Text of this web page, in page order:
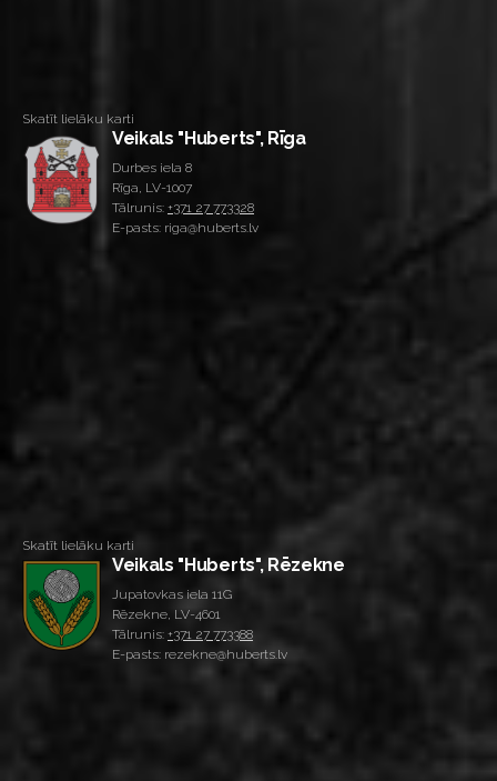
Skatīt lielāku karti
Veikals "Huberts", Rīga
Durbes iela 8
Rīga, LV-1007
Tālrunis: +371 27 773328
E-pasts: riga@huberts.lv
Skatīt lielāku karti
Veikals "Huberts", Rēzekne
Jupatovkas iela 11G
Rēzekne, LV-4601
Tālrunis: +371 27 773388
E-pasts: rezekne@huberts.lv